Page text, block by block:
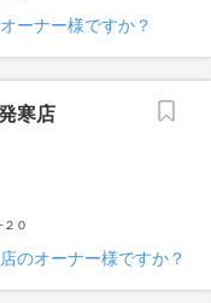
ーナー様ですか？
寒店
０
のオーナー様ですか？